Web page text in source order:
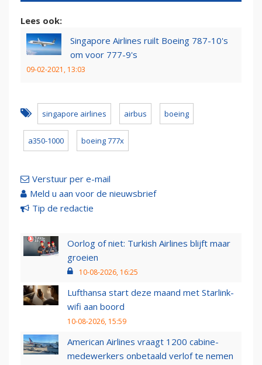
Lees ook:
Singapore Airlines ruilt Boeing 787-10's
om voor 777-9's
09-02-2021, 13:03
singapore airlines airbus boeing
a350-1000 boeing 777x
Verstuur per e-mail
Meld u aan voor de nieuwsbrief
Tip de redactie
Oorlog of niet: Turkish Airlines blijft maar
groeien
10-08-2026, 16:25
Lufthansa start deze maand met Starlink-
wifi aan boord
10-08-2026, 15:59
American Airlines vraagt 1200 cabine-
medewerkers onbetaald verlof te nemen